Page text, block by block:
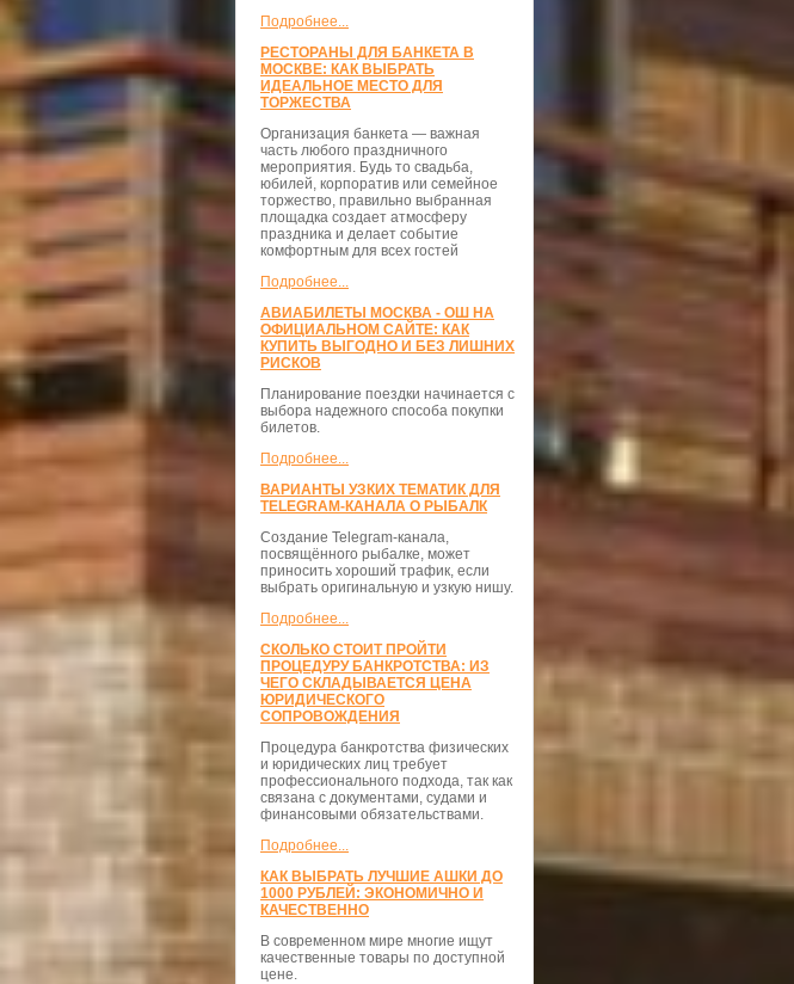
Подробнее...
РЕСТОРАНЫ ДЛЯ БАНКЕТА В
МОСКВЕ: КАК ВЫБРАТЬ
ИДЕАЛЬНОЕ МЕСТО ДЛЯ
ТОРЖЕСТВА
Организация банкета — важная
часть любого праздничного
мероприятия. Будь то свадьба,
юбилей, корпоратив или семейное
торжество, правильно выбранная
площадка создает атмосферу
праздника и делает событие
комфортным для всех гостей
Подробнее...
АВИАБИЛЕТЫ МОСКВА - ОШ НА
ОФИЦИАЛЬНОМ САЙТЕ: КАК
КУПИТЬ ВЫГОДНО И БЕЗ ЛИШНИХ
РИСКОВ
Планирование поездки начинается с
выбора надежного способа покупки
билетов.
Подробнее...
ВАРИАНТЫ УЗКИХ ТЕМАТИК ДЛЯ
TELEGRAM-КАНАЛА О РЫБАЛК
Создание Telegram-канала,
посвящённого рыбалке, может
приносить хороший трафик, если
выбрать оригинальную и узкую нишу.
Подробнее...
СКОЛЬКО СТОИТ ПРОЙТИ
ПРОЦЕДУРУ БАНКРОТСТВА: ИЗ
ЧЕГО СКЛАДЫВАЕТСЯ ЦЕНА
ЮРИДИЧЕСКОГО
СОПРОВОЖДЕНИЯ
Процедура банкротства физических
и юридических лиц требует
профессионального подхода, так как
связана с документами, судами и
финансовыми обязательствами.
Подробнее...
КАК ВЫБРАТЬ ЛУЧШИЕ АШКИ ДО
1000 РУБЛЕЙ: ЭКОНОМИЧНО И
КАЧЕСТВЕННО
В современном мире многие ищут
качественные товары по доступной
цене.